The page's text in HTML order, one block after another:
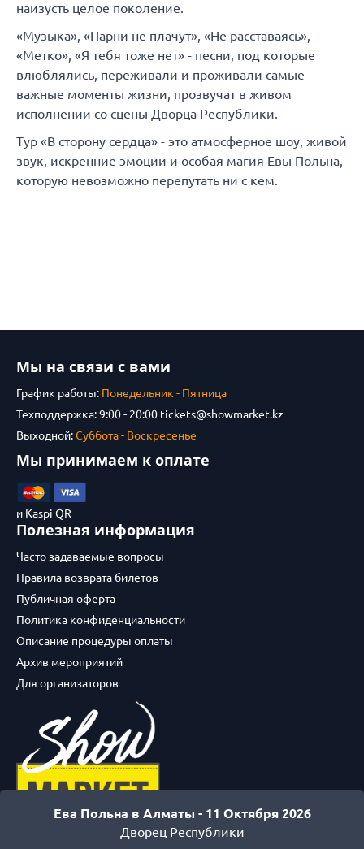
наизусть целое поколение.
«Музыка», «Парни не плачут», «Не расставаясь»,
«Метко», «Я тебя тоже нет» - песни, под которые
влюблялись, переживали и проживали самые
важные моменты жизни, прозвучат в живом
исполнении со сцены Дворца Республики.
Тур «В сторону сердца» - это атмосферное шоу, живой
звук, искренние эмоции и особая магия Евы Польна,
которую невозможно перепутать ни с кем.
Ева Польна в Алматы - 11 Октября 2026
Дворец Республики
Мы на связи с вами
График работы: Понедельник - Пятница
Техподдержка: 9:00 - 20:00 tickets@showmarket.kz
Выходной:Суббота - Воскресенье
Мы принимаем к оплате
и Kaspi QR
Полезная информация
Часто задаваемые вопросы
Правила возврата билетов
Публичная оферта
Политика конфиденциальности
Описание процедуры оплаты
Архив мероприятий
Для организаторов